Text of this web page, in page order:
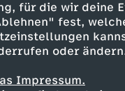
für die wir deine
fest,
oder
Impressum.